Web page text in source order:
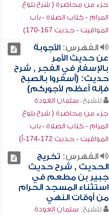
جزء من محاضرة ( شرح بلوغ
المرام - كتاب الصلاة - باب
المواقيت - حديث 167-170)
الفهرس:الأجوبة
عن حديث الأمر
بالإسفار في الفجر , شرح
حديث: (أسفروا بالصبح
فإنه أعظم لأجوركم)
للشيخ: سلمان العودة
جزء من محاضرة ( شرح بلوغ
المرام - كتاب الصلاة - باب
المواقيت - حديث 172-174-أ)
الفهرس: تخريج
الحديث , شرح حديث
جبير بن مطعم في
استثناء المسجد الحرام
من أوقات النهي
للشيخ: سلمان العودة